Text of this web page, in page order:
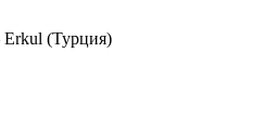
(Турция)